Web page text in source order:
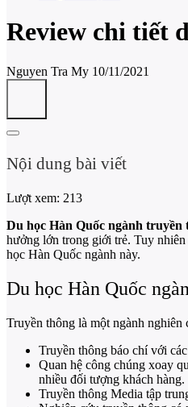
Review chi tiết
Nguyen Tra My 10/11/2021
Nội dung bài viết
Lượt xem: 213
Du học Hàn Quốc ngành truyền
hưởng lớn trong giới trẻ. Tuy
học Hàn Quốc ngành này.
Du học Hàn Quốc
Truyền thông là một ngành
Truyền thông báo chí với
Quan hệ công chúng xoay
nhiều đối tượng khách hàng.
Truyền thông Media tập